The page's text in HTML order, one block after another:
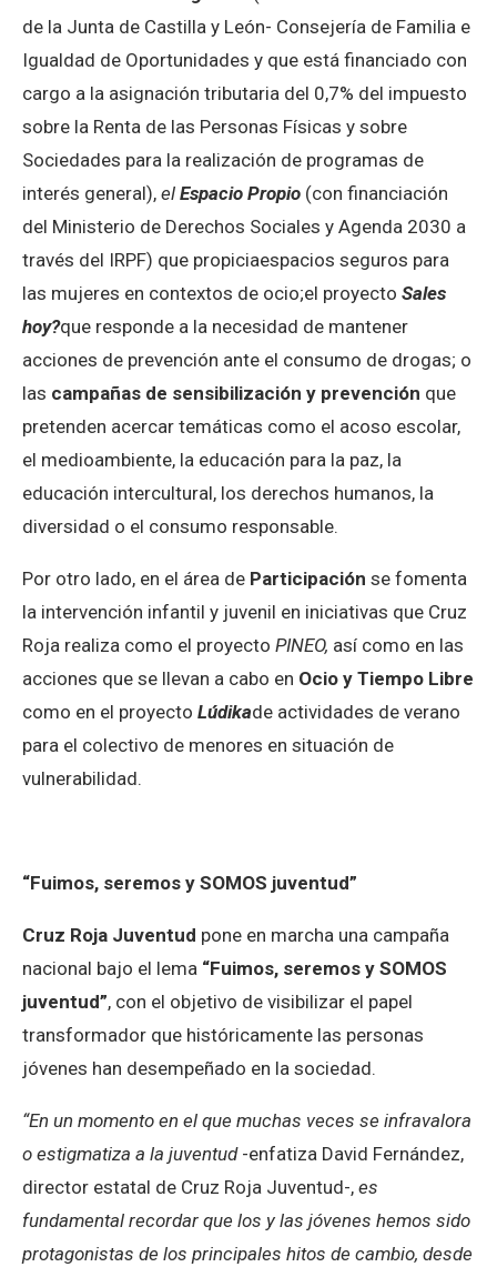
de la Junta de Castilla y León- Consejería de Familia e
Igualdad de Oportunidades y que está financiado con
cargo a la asignación tributaria del 0,7% del impuesto
sobre la Renta de las Personas Físicas y sobre
Sociedades para la realización de programas de
interés general), el Espacio Propio (con financiación
del Ministerio de Derechos Sociales y Agenda 2030 a
través del IRPF) que propiciaespacios seguros para
las mujeres en contextos de ocio;el proyecto Sales
hoy?que responde a la necesidad de mantener
acciones de prevención ante el consumo de drogas; o
las campañas de sensibilización y prevención que
pretenden acercar temáticas como el acoso escolar,
el medioambiente, la educación para la paz, la
educación intercultural, los derechos humanos, la
diversidad o el consumo responsable.
Por otro lado, en el área de Participación se fomenta
la intervención infantil y juvenil en iniciativas que Cruz
Roja realiza como el proyecto PINEO, así como en las
acciones que se llevan a cabo en Ocio y Tiempo Libre
como en el proyecto Lúdikade actividades de verano
para el colectivo de menores en situación de
vulnerabilidad.
“Fuimos, seremos y SOMOS juventud”
Cruz Roja Juventud pone en marcha una campaña
nacional bajo el lema “Fuimos, seremos y SOMOS
juventud”, con el objetivo de visibilizar el papel
transformador que históricamente las personas
jóvenes han desempeñado en la sociedad.
“En un momento en el que muchas veces se infravalora
o estigmatiza a la juventud -enfatiza David Fernández,
director estatal de Cruz Roja Juventud-, es
fundamental recordar que los y las jóvenes hemos sido
protagonistas de los principales hitos de cambio, desde